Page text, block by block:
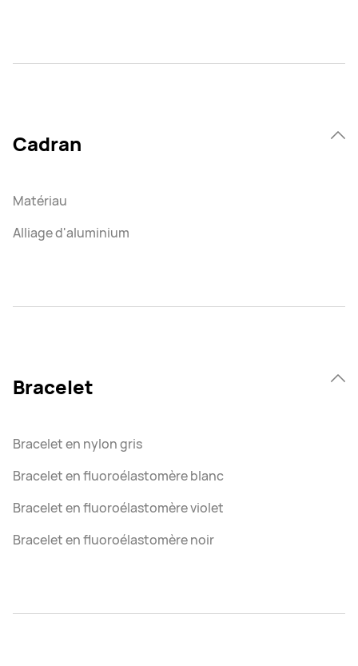
Cadran
Matériau
Alliage d'aluminium
Bracelet
Bracelet en nylon gris
Bracelet en fluoroélastomère blanc
Bracelet en fluoroélastomère violet
Bracelet en fluoroélastomère noir